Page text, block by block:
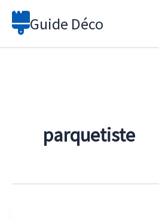
Aller
Guide Déco
parquetiste